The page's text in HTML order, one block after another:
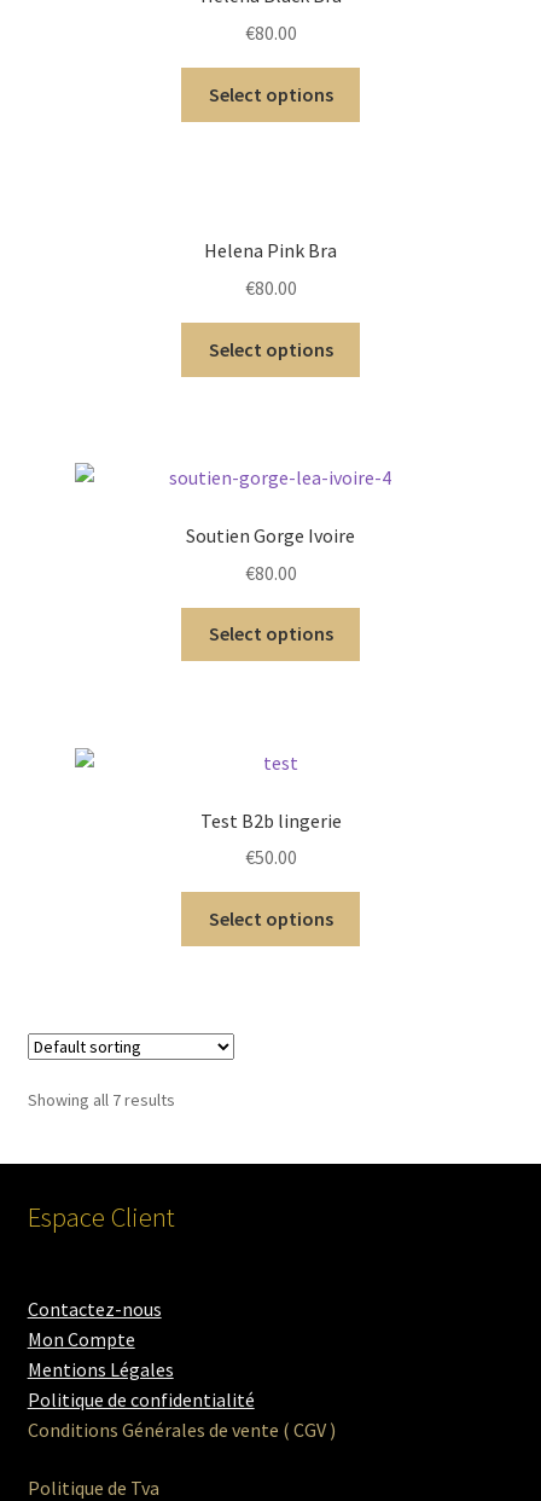
€80.00
Select options
Helena Pink Bra
€80.00
Select options
Soutien Gorge Ivoire
€80.00
Select options
Test B2b lingerie
€50.00
Select options
Showing all 7 results
Espace Client
Contactez-nous
Mon Compte
Mentions Légales
Politique de confidentialité
Conditions Générales de vente ( CGV )
Politique de Tva